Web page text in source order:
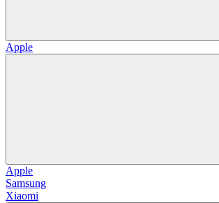
Apple
Apple
Samsung
Xiaomi